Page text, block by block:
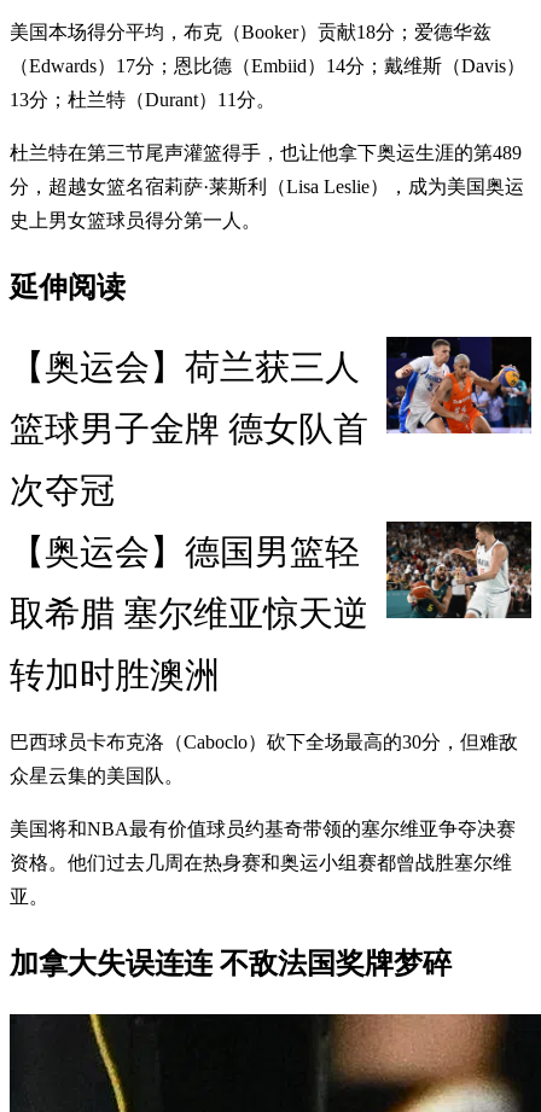
美国本场得分平均，布克（Booker）贡献18分；爱德华兹
（Edwards）17分；恩比德（Embiid）14分；戴维斯（Davis）
13分；杜兰特（Durant）11分。
杜兰特在第三节尾声灌篮得手，也让他拿下奥运生涯的第489
分，超越女篮名宿莉萨·莱斯利（Lisa Leslie），成为美国奥运
史上男女篮球员得分第一人。
延伸阅读
【奥运会】荷兰获三人
篮球男子金牌 德女队首
次夺冠
【奥运会】德国男篮轻
取希腊 塞尔维亚惊天逆
转加时胜澳洲
巴西球员卡布克洛（Caboclo）砍下全场最高的30分，但难敌
众星云集的美国队。
美国将和NBA最有价值球员约基奇带领的塞尔维亚争夺决赛
资格。他们过去几周在热身赛和奥运小组赛都曾战胜塞尔维
亚。
加拿大失误连连 不敌法国奖牌梦碎